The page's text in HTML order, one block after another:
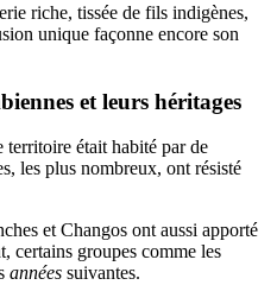
riche, tissée de fils indigènes,
unique façonne encore son
et leurs héritages
territoire était habité par de
les plus nombreux, ont résisté
et Changos ont aussi apporté
certains groupes comme les
années suivantes.